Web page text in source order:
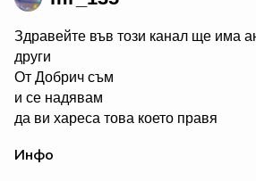
Здравейте във този канал ще има
други
От Добрич съм
и се надявам
да ви хареса това което правя
Инфо